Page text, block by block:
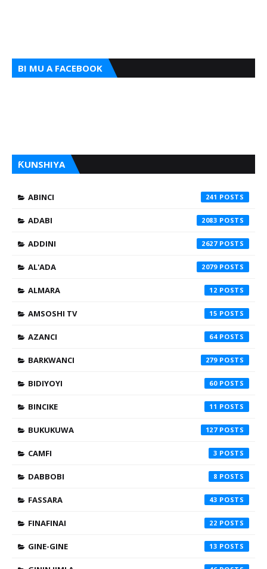
BI MU A FACEBOOK
ƘUNSHIYA
ABINCI 241
ADABI 2083
ADDINI 2627
AL'ADA 2079
ALMARA 12
AMSOSHI TV 15
AZANCI 64
BARKWANCI 279
BIDIYOYI 60
BINCIKE 11
BUKUKUWA 127
CAMFI 3
DABBOBI 8
FASSARA 43
FINAFINAI 22
GINE-GINE 13